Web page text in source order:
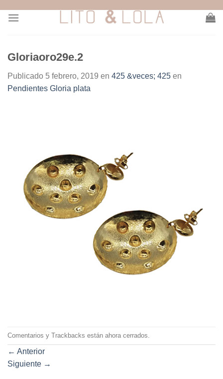
Gloriaoro29e.2
Publicado 5 febrero, 2019 en 425 &veces; 425 en
Pendientes Gloria plata
Comentarios y Trackbacks están ahora cerrados.
← Anterior
Siguiente →